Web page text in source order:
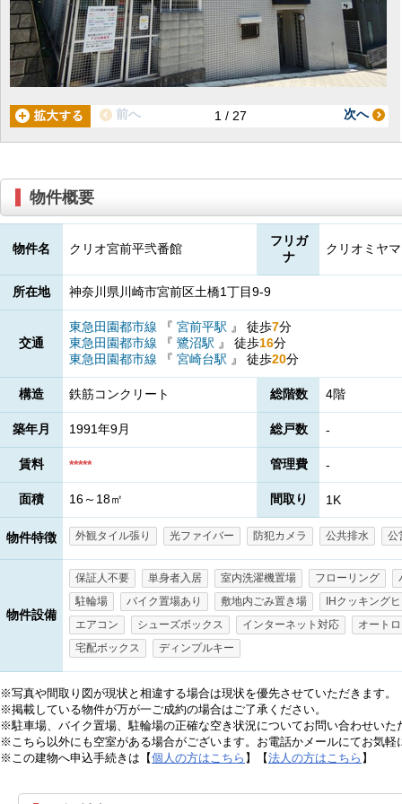
1 / 27
前へ 次へ
物件概要
物件名 クリオ宮前平弐番館
フリガ
ナ
クリオミヤ
所在地 神奈川県川崎市宮前区土橋1丁目9-9
交通
東急田園都市線 『 宮前平駅 』 徒歩7分
東急田園都市線
『 鷺沼駅 』 徒歩16分
東急田園都市線
『 宮崎台駅 』 徒歩20分
構造 鉄筋コンクリート 総階数 4階
築年月 1991年9月 総戸数 -
賃料 ***** 管理費 -
面積 16～18㎡ 間取り 1K
物件特徴 外観タイル張り 光ファイバー 防犯カメラ 公共排水 公
物件設備
保証人不要 単身者入居 室内洗濯機置場 フローリング
駐輪場
バイク置場あり 敷地内ごみ置き場
IHクッキング
エアコン
シューズボックス インターネット対応
オート
宅配ボックス
ディンプルキー
※写真や間取り図が現状と相違する場合は現状を優先させていただきます。
※掲載している物件が万が一ご成約の場合はご了承ください。
※駐車場、バイク置場、駐輪場の正確な空き状況についてお問い合わせいた
※こちら以外にも空室がある場合がございます。お電話かメールにてお気軽
※この建物へ申込手続きは【個人の方はこちら 】【法人の方はこちら 】